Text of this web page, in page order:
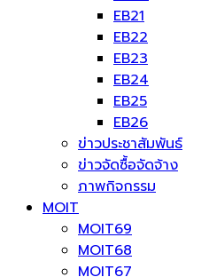
EB21
EB22
EB23
EB24
EB25
EB26
ข่าวประชาสัมพันธ์
ข่าวจัดซื้อจัดจ้าง
ภาพกิจกรรม
MOIT
MOIT69
MOIT68
MOIT67